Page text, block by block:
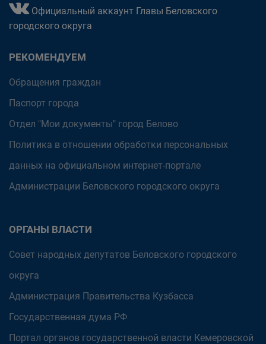
Официальный аккаунт Главы Беловского
городского округа
РЕКОМЕНДУЕМ
Обращения граждан
Паспорт города
Отдел "Мои документы" город Белово
Политика в отношении обработки персональных
данных на официальном интернет-портале
Администрации Беловского городского округа
ОРГАНЫ ВЛАСТИ
Совет народных депутатов Беловского городского
округа
Администрация Правительства Кузбасса
Государственная дума РФ
Портал органов государственной власти Кемеровской